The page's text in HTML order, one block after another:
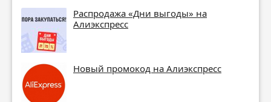
Распродажа «Дни выгоды» на
Алиэкспресс
Новый промокод на Алиэкспресс